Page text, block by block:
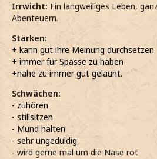
Irrwicht: Ein langweiliges Leben,
Abenteuern.
Stärken:
+ kann gut ihre Meinung durchsetzen
+ immer für Spässe zu haben
+nahe zu immer gut gelaunt.
Schwächen:
- zuhören
- stillsitzen
- Mund halten
- sehr ungeduldig
- wird gerne mal um die Nase rot